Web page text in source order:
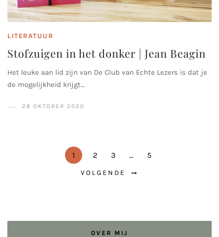
LITERATUUR
Stofzuigen in het donker | Jean Beagin
Het leuke aan lid zijn van De Club van Echte Lezers is dat je
de mogelijkheid krijgt…
28 OKTOBER 2020
1 2 3 … 5
VOLGENDE
OVER MIJ